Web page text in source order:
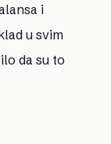
i
u svim
da su to